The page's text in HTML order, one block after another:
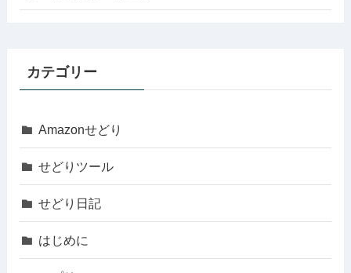
カテゴリー
Amazonせどり
せどりツール
せどり日記
はじめに